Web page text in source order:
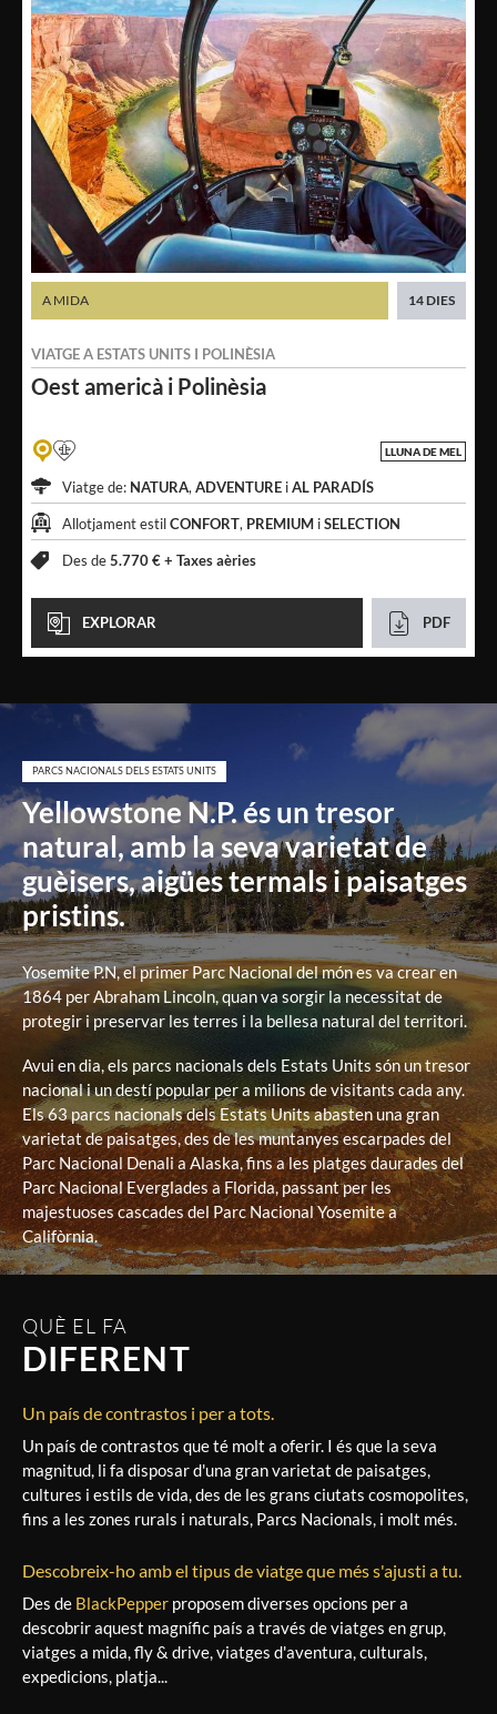
Oest americà i Polinèsia
VIATGE A ESTATS UNITS I POLINÈSIA
A MIDA 14 DIES
LLUNA DE MEL
Viatge de: NATURA, ADVENTURE iAL PARADÍS
Allotjament estilCONFORT, PREMIUM iSELECTION
Des de5.770 € + Taxes aèries
EXPLORAR PDF
PARCS NACIONALS DELS ESTATS UNITS
Yellowstone N.P. és un tresor
natural, amb la seva varietat de
guèisers, aigües termals i paisatges
pristins.
Yosemite P.N, el primer Parc Nacional del món es va crear en
1864 per Abraham Lincoln, quan va sorgir la necessitat de
protegir i preservar les terres i la bellesa natural del territori.
Avui en dia, els parcs nacionals dels Estats Units són un tresor
nacional i un destí popular per a milions de visitants cada any.
Els 63 parcs nacionals dels Estats Units abasten una gran
varietat de paisatges, des de les muntanyes escarpades del
Parc Nacional Denali a Alaska, fins a les platges daurades del
Parc Nacional Everglades a Florida, passant per les
majestuoses cascades del Parc Nacional Yosemite a
Califòrnia.
QUÈ EL FA
DIFERENT
Un país de contrastos i per a tots.
Un país de contrastos que té molt a oferir. I és que la seva
magnitud, li fa disposar d'una gran varietat de paisatges,
cultures i estils de vida, des de les grans ciutats cosmopolites,
fins a les zones rurals i naturals, Parcs Nacionals, i molt més.
Descobreix-ho amb el tipus de viatge que més s'ajusti a tu.
Des de BlackPepper proposem diverses opcions per a
descobrir aquest magnífic país a través de viatges en grup,
viatges a mida, fly & drive, viatges d'aventura, culturals,
expedicions, platja...